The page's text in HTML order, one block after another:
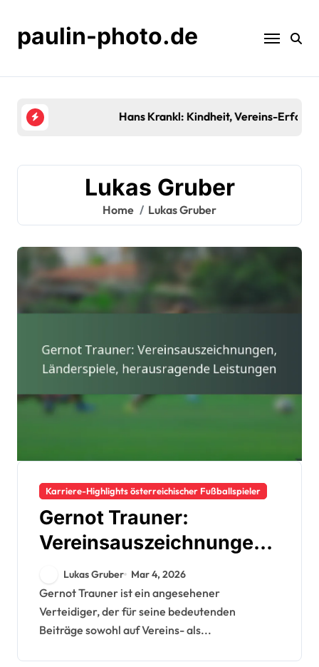
contentpaulin-photo.de
Hans Krankl: Kindheit, Vereins-Erfolge,
Lukas Gruber
Home Lukas Gruber
Karriere-Highlights österreichischer Fußballspieler
Gernot Trauner:
Vereinsauszeichnungen,
Länderspiele,
herausragende
Leistungen
Lukas Gruber Mar 4, 2026
Gernot Trauner ist ein angesehener
Verteidiger, der für seine bedeutenden
Beiträge sowohl auf Vereins- als...